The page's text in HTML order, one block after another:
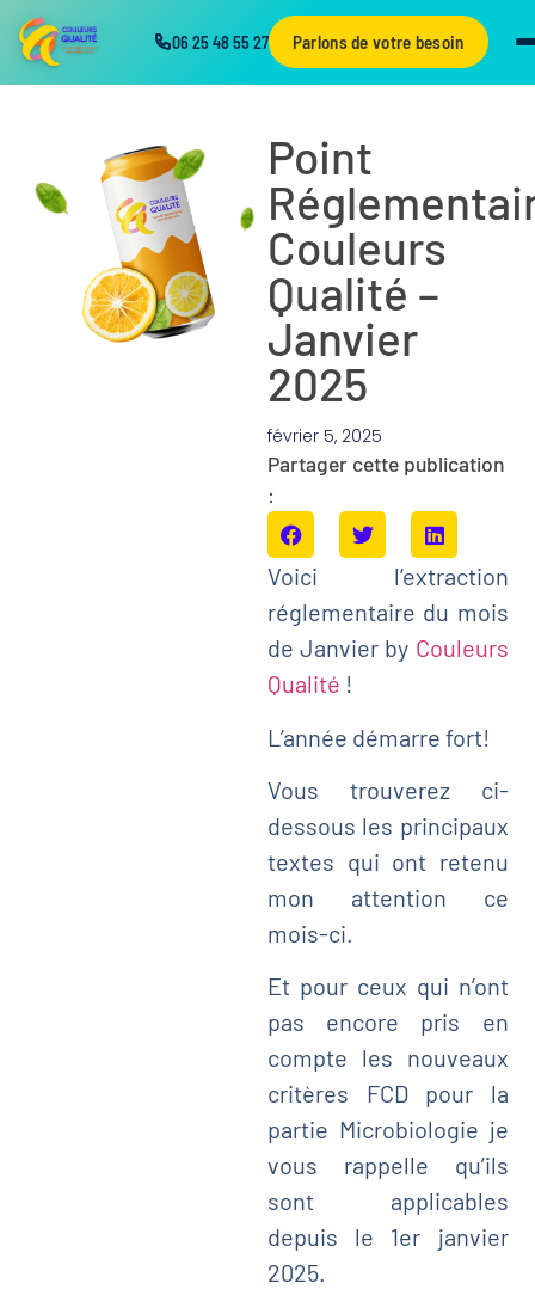
06 25 48 55 27 Parlons de votre besoin
Point
Couleurs
Qualité –
Janvier
2025
février 5, 2025
Partager cette publication
:
Voici l’extraction
réglementaire du mois
de Janvier by Couleurs
Qualité !
L’année démarre fort!
Vous trouverez ci-
dessous les principaux
textes qui ont retenu
mon attention ce
mois-ci.
Et pour ceux qui n’ont
pas encore pris en
compte les nouveaux
critères FCD pour la
partie Microbiologie je
vous rappelle qu’ils
sont applicables
depuis le 1er janvier
2025.